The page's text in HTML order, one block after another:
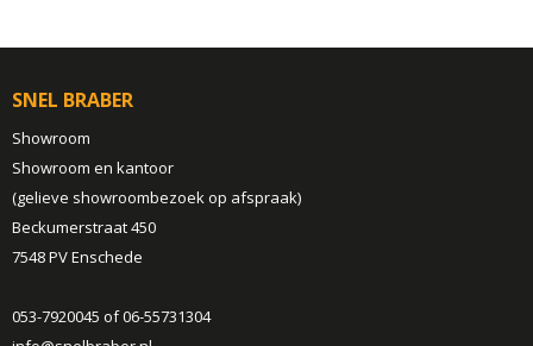
SNEL BRABER
Showroom
Showroom en kantoor
(gelieve showroombezoek op afspraak)
Beckumerstraat 450
7548 PV Enschede
053-7920045 of 06-55731304